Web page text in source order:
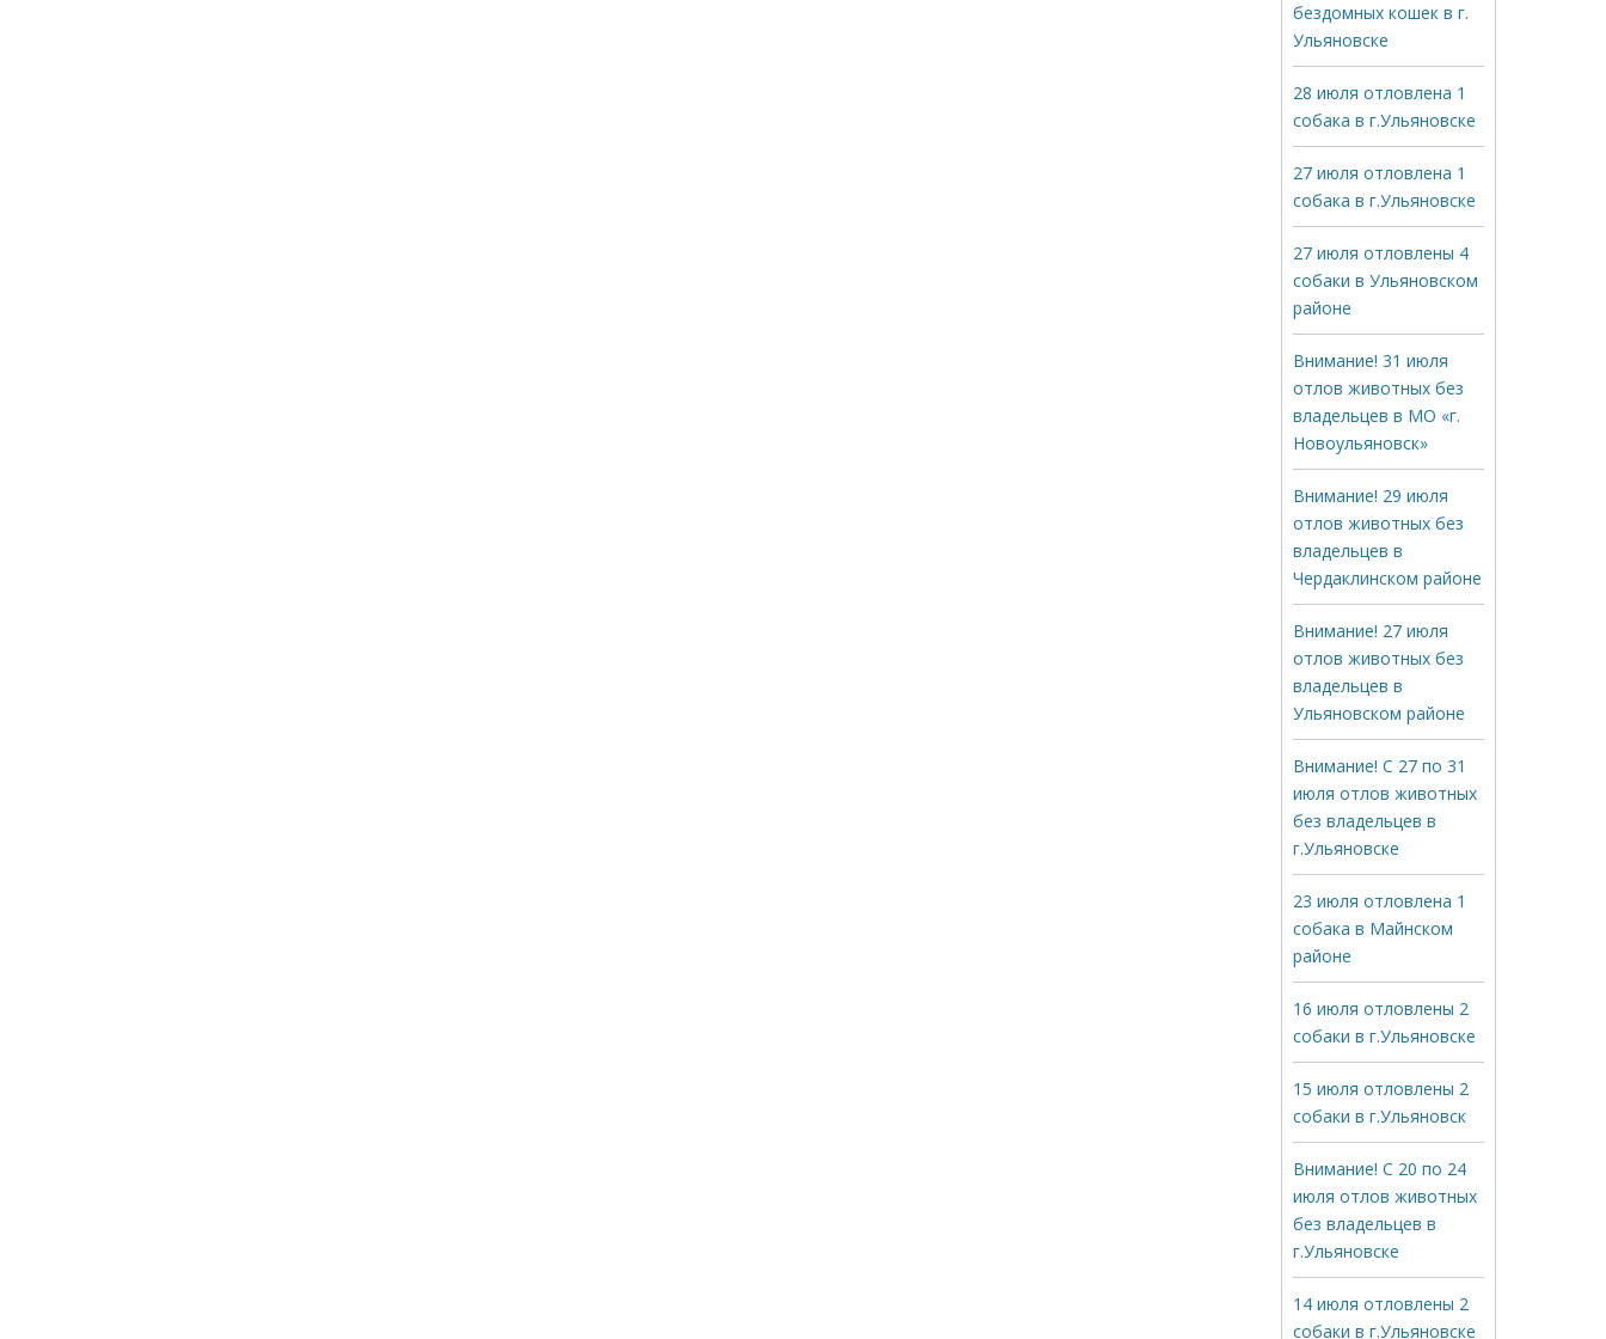
бездомных кошек в г.
Ульяновске
28 июля отловлена 1
собака в г.Ульяновске
27 июля отловлена 1
собака в г.Ульяновске
27 июля отловлены 4
собаки в Ульяновском
районе
Внимание! 31 июля
отлов животных без
владельцев в МО «г.
Новоульяновск»
Внимание! 29 июля
отлов животных без
владельцев в
Чердаклинском районе
Внимание! 27 июля
отлов животных без
владельцев в
Ульяновском районе
Внимание! С 27 по 31
июля отлов животных
без владельцев в
г.Ульяновске
23 июля отловлена 1
собака в Майнском
районе
16 июля отловлены 2
собаки в г.Ульяновске
15 июля отловлены 2
собаки в г.Ульяновск
Внимание! С 20 по 24
июля отлов животных
без владельцев в
г.Ульяновске
14 июля отловлены 2
собаки в г.Ульяновске